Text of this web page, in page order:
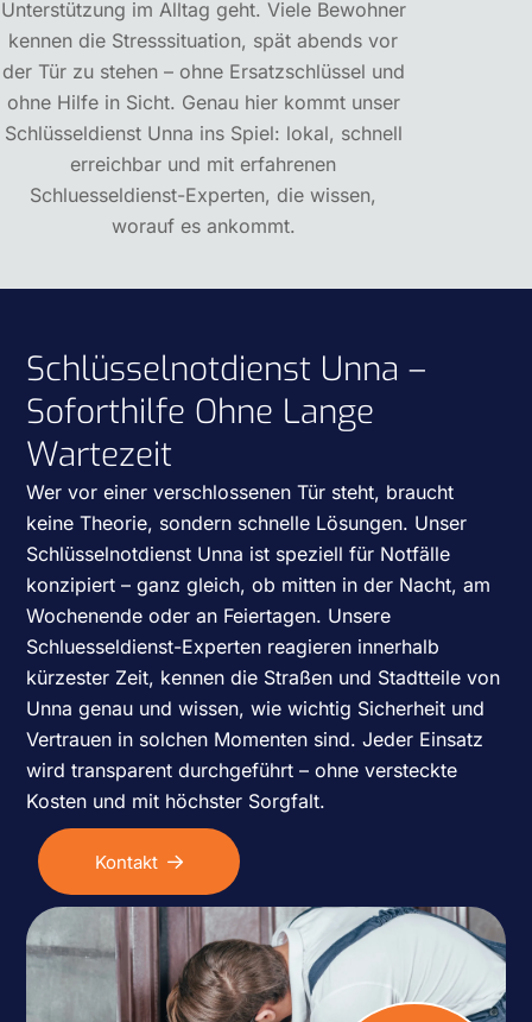
Unterstützung im Alltag geht. Viele Bewohner
kennen die Stresssituation, spät abends vor
der Tür zu stehen – ohne Ersatzschlüssel und
ohne Hilfe in Sicht. Genau hier kommt unser
Schlüsseldienst Unna ins Spiel: lokal, schnell
erreichbar und mit erfahrenen
Schluesseldienst-Experten, die wissen,
worauf es ankommt.
Schlüsselnotdienst Unna –
Soforthilfe Ohne Lange
Wartezeit
Wer vor einer verschlossenen Tür steht, braucht
keine Theorie, sondern schnelle Lösungen. Unser
Schlüsselnotdienst Unna ist speziell für Notfälle
konzipiert – ganz gleich, ob mitten in der Nacht, am
Wochenende oder an Feiertagen. Unsere
Schluesseldienst-Experten reagieren innerhalb
kürzester Zeit, kennen die Straßen und Stadtteile von
Unna genau und wissen, wie wichtig Sicherheit und
Vertrauen in solchen Momenten sind. Jeder Einsatz
wird transparent durchgeführt – ohne versteckte
Kosten und mit höchster Sorgfalt.
Kontakt